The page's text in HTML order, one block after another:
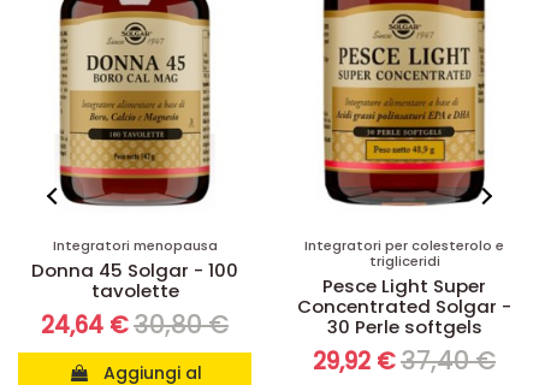
Integratori per colesterolo e
trigliceridi
Pesce Light Super
Concentrated Solgar -
30 Perle softgels
29,92 €37,40 €
Disponibile su prenotazione
Integratori menopausa
Genigreen Solgar - 30
capsule
34,32 € 42,90 €